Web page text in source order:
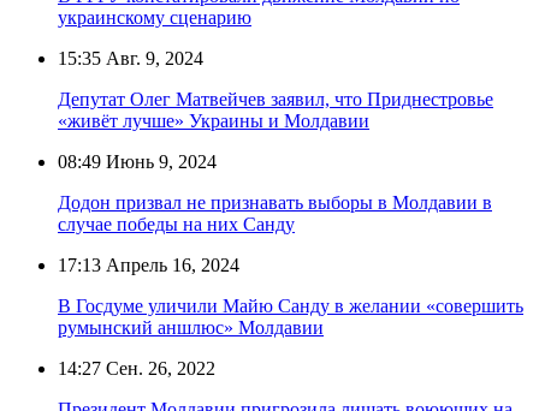
украинскому сценарию
15:35 Авг. 9, 2024
Депутат Олег Матвейчев заявил, что Приднестровье
«живёт лучше» Украины и Молдавии
08:49 Июнь 9, 2024
Додон призвал не признавать выборы в Молдавии в
случае победы на них Санду
17:13 Апрель 16, 2024
В Госдуме уличили Майю Санду в желании «совершить
румынский аншлюс» Молдавии
14:27 Сен. 26, 2022